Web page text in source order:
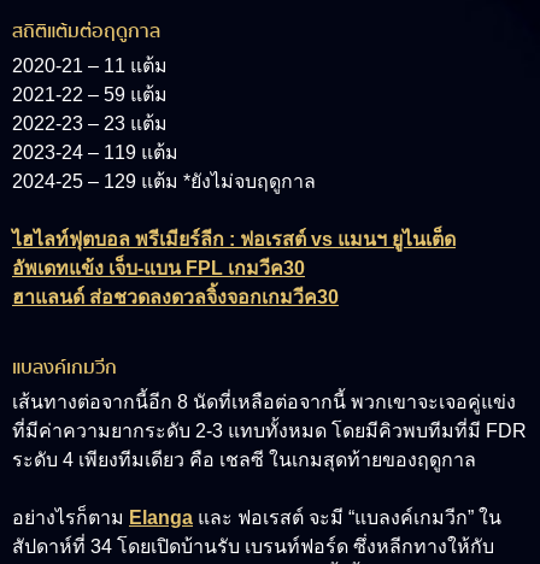
สถิติแต้มต่อฤดูกาล
2020-21 – 11 แต้ม
2021-22 – 59 แต้ม
2022-23 – 23 แต้ม
2023-24 – 119 แต้ม
2024-25 – 129 แต้ม *ยังไม่จบฤดูกาล
ไฮไลท์ฟุตบอล พรีเมียร์ลีก : ฟอเรสต์ vs แมนฯ ยูไนเต็ด
อัพเดทแข้ง เจ็บ-แบน FPL เกมวีค30
ฮาแลนด์ ส่อชวดลงดวลจิ้งจอกเกมวีค30
แบลงค์เกมวีก
เส้นทางต่อจากนี้อีก 8 นัดที่เหลือต่อจากนี้ พวกเขาจะเจอคู่แข่ง
ที่มีค่าความยากระดับ 2-3 แทบทั้งหมด โดยมีคิวพบทีมที่มี FDR
ระดับ 4 เพียงทีมเดียว คือ เชลซี ในเกมสุดท้ายของฤดูกาล
อย่างไรก็ตาม Elanga และ ฟอเรสต์ จะมี “แบลงค์เกมวีก” ใน
สัปดาห์ที่ 34 โดยเปิดบ้านรับ เบรนท์ฟอร์ด ซึ่งหลีกทางให้กับ